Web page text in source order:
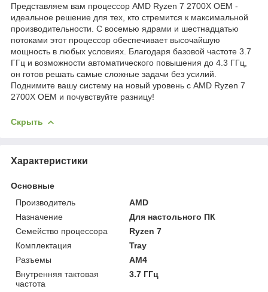
Представляем вам процессор AMD Ryzen 7 2700X OEM -
идеальное решение для тех, кто стремится к максимальной
производительности. С восемью ядрами и шестнадцатью
потоками этот процессор обеспечивает высочайшую
мощность в любых условиях. Благодаря базовой частоте 3.7
ГГц и возможности автоматического повышения до 4.3 ГГц,
он готов решать самые сложные задачи без усилий.
Поднимите вашу систему на новый уровень с AMD Ryzen 7
2700X OEM и почувствуйте разницу!
Скрыть
Характеристики
Основные
Производитель
AMD
Назначение
Для настольного ПК
Семейство процессора
Ryzen 7
Комплектация
Tray
Разъемы
AM4
Внутренняя тактовая
частота
3.7 ГГц